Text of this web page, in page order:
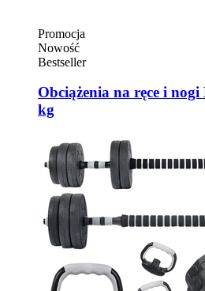
Promocja
Nowość
Bestseller
Obciążenia na ręce i
kg